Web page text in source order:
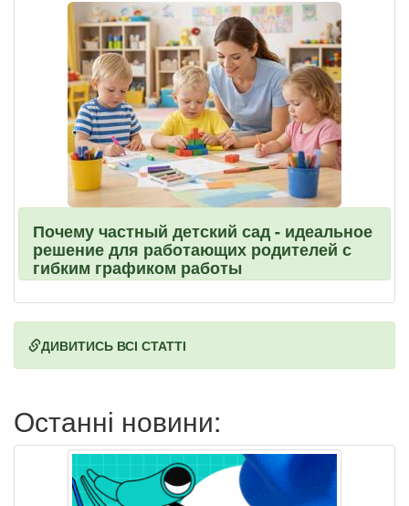
Почему частный детский сад - идеальное
решение для работающих родителей с
гибким графиком работы
ДИВИТИСЬ ВСІ СТАТТІ
Останні новини: